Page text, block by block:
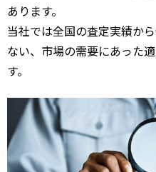
あります。
当社では全国の査定実績か
ない、市場の需要にあった
す。